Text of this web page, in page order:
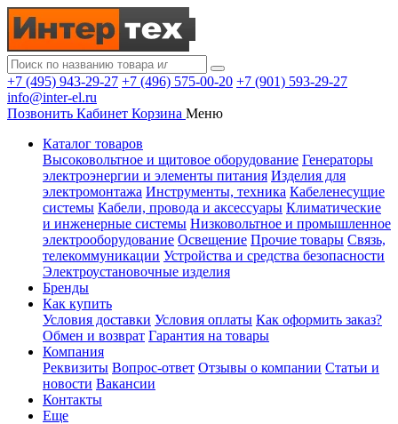
+7 (495) 943-29-27 +7 (496) 575-00-20 +7 (901) 593-29-27
info@inter-el.ru
Позвонить Кабинет Корзина Меню
Каталог товаров
Высоковольтное и щитовое оборудование Генераторы
электроэнергии и элементы питания Изделия для
электромонтажа Инструменты, техника Кабеленесущие
системы Кабели, провода и аксессуары Климатические
и инженерные системы Низковольтное и промышленное
электрооборудование Освещение Прочие товары Связь,
телекоммуникации Устройства и средства безопасности
Электроустановочные изделия
Бренды
Как купить
Условия доставки Условия оплаты Как оформить заказ?
Обмен и возврат Гарантия на товары
Компания
Реквизиты Вопрос-ответ Отзывы о компании Статьи и
новости Вакансии
Контакты
Еще